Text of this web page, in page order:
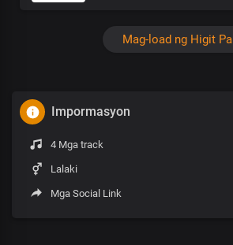
Mag-load ng Higit Pa
Impormasyon
4 Mga track
Lalaki
Mga Social Link